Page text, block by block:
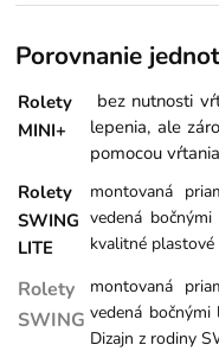
Porovnanie
Rolety
MINI+
bez nutnosti
lepenia, ale
pomocou
Rolety
SWING
LITE
montovaná
vedená
kvalitné
Rolety
SWING
montovaná
vedená
Dizajn z rodiny